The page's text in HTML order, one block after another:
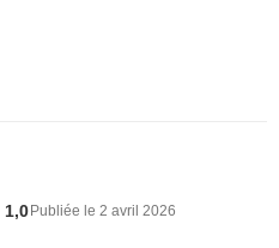
1,0Publiée le 2 avril 2026